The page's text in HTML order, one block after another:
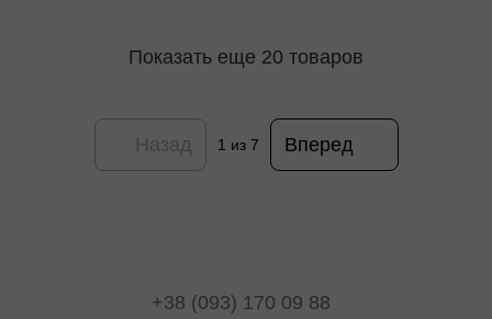
Показать еще 20 товаров
Назад 1 из 7 Вперед
+38 (093) 170 09 88